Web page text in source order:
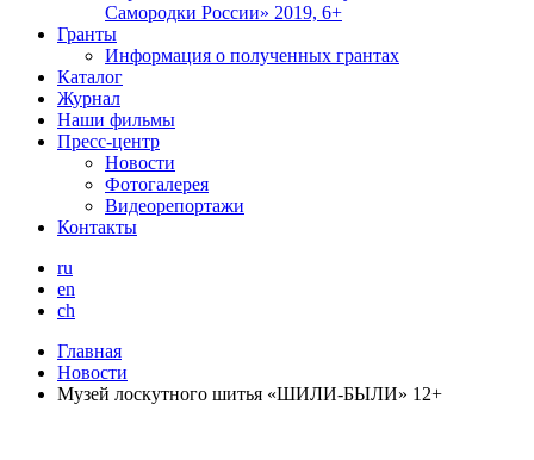
Самородки России» 2019, 6+
Гранты
Информация о полученных грантах
Каталог
Журнал
Наши фильмы
Пресс-центр
Новости
Фотогалерея
Видеорепортажи
Контакты
ru
en
ch
Главная
Новости
Музей лоскутного шитья «ШИЛИ-БЫЛИ» 12+